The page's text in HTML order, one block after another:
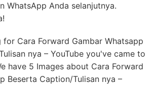
WhatsApp Anda selanjutnya.
Cara Forward Gambar Whatsapp
nya – YouTube you've came to
have 5 Images about Cara Forward
Beserta Caption/Tulisan nya –